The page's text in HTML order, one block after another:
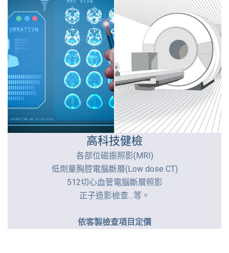
高科技健檢
各部位磁振照影(MRI)
低劑量胸腔電腦斷層(Low dose CT)
512切心血管電腦斷層照影
正子造影檢查…等。
依客製檢查項目定價